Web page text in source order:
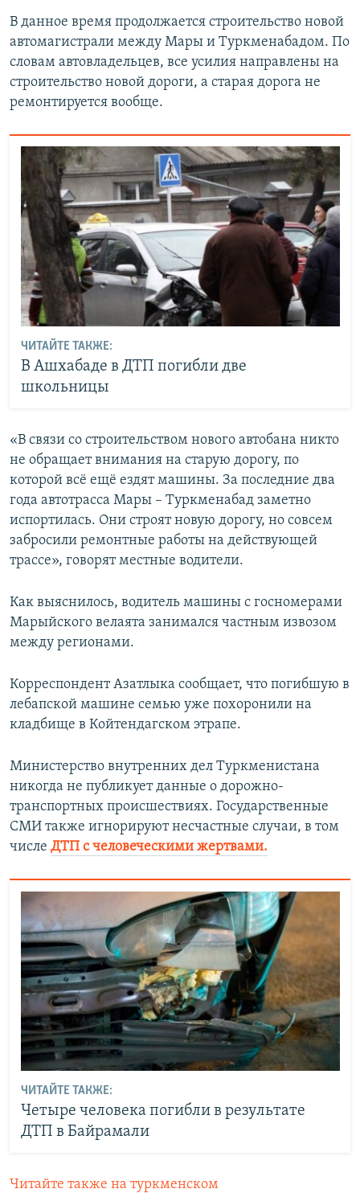
В данное время продолжается строительство новой
автомагистрали между Мары и Туркменабадом. По
словам автовладельцев, все усилия направлены на
строительство новой дороги, а старая дорога не
ремонтируется вообще.
ЧИТАЙТЕ ТАКЖЕ:
В Ашхабаде в ДТП погибли две
школьницы
«В связи со строительством нового автобана никто
не обращает внимания на старую дорогу, по
которой всё ещё ездят машины. За последние два
года автотрасса Мары – Туркменабад заметно
испортилась. Они строят новую дорогу, но совсем
забросили ремонтные работы на действующей
трассе», говорят местные водители.
Как выяснилось, водитель машины с госномерами
Марыйского велаята занимался частным извозом
между регионами.
Корреспондент Азатлыка сообщает, что погибшую в
лебапской машине семью уже похоронили на
кладбище в Койтендагском этрапе.
Министерство внутренних дел Туркменистана
никогда не публикует данные о дорожно-
транспортных происшествиях. Государственные
СМИ также игнорируют несчастные случаи, в том
числе ДТП с человеческими жертвами.
ЧИТАЙТЕ ТАКЖЕ:
Четыре человека погибли в результате
ДТП в Байрамали
Читайте также на туркменском